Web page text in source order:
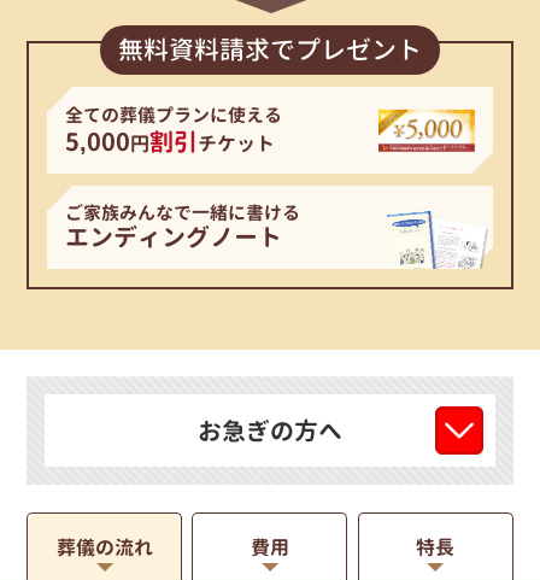
無料資料請求でプレゼント
全ての葬儀プランに使える
5,000円割引チケット
ご家族みんなで一緒に書ける
エンディングノート
お急ぎの方へ
葬儀の流れ 費用 特長